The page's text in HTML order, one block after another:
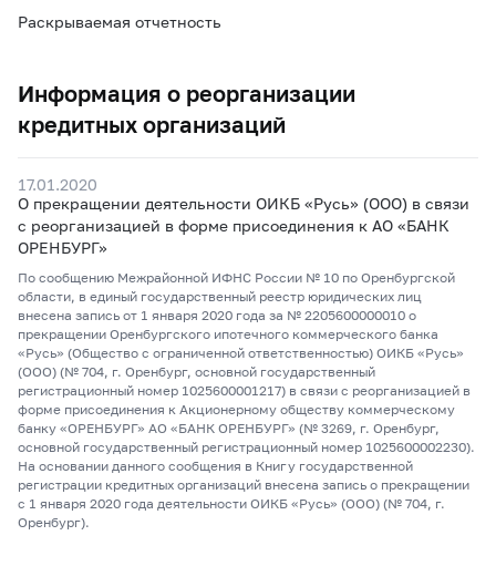
Раскрываемая отчетность
Информация о реорганизации
кредитных организаций
17.01.2020
О прекращении деятельности ОИКБ «Русь» (ООО) в связи
с реорганизацией в форме присоединения к АО «БАНК
ОРЕНБУРГ»
По сообщению Межрайонной ИФНС России № 10 по Оренбургской
области, в единый государственный реестр юридических лиц
внесена запись от 1 января 2020 года за № 2205600000010 о
прекращении Оренбургского ипотечного коммерческого банка
«Русь» (Общество с ограниченной ответственностью) ОИКБ «Русь»
(ООО) (№ 704, г. Оренбург, основной государственный
регистрационный номер 1025600001217) в связи с реорганизацией в
форме присоединения к Акционерному обществу коммерческому
банку «ОРЕНБУРГ» АО «БАНК ОРЕНБУРГ» (№ 3269, г. Оренбург,
основной государственный регистрационный номер 1025600002230).
На основании данного сообщения в Книгу государственной
регистрации кредитных организаций внесена запись о прекращении
с 1 января 2020 года деятельности ОИКБ «Русь» (ООО) (№ 704, г.
Оренбург).